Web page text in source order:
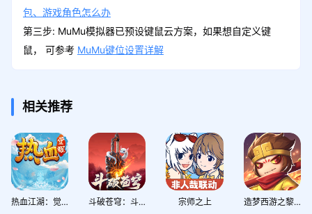
包、游戏角色怎么办
第三步: MuMu模拟器已预设键鼠云方案，如果想自定义键
鼠， 可参考 MuMu键位设置详解
相关推荐
热血江湖：觉醒 斗破苍穹：斗帝之路 宗师之上 造梦西游之黎尤浩劫篇